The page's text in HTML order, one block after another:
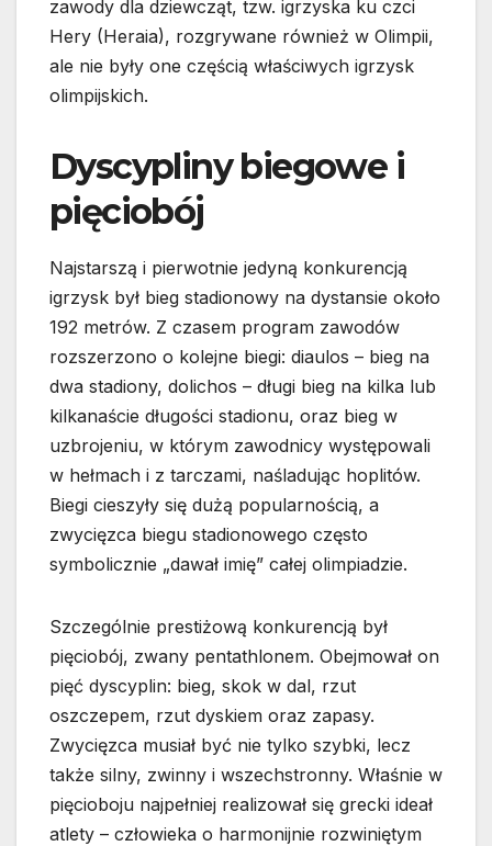
zawody dla dziewcząt, tzw. igrzyska ku czci
Hery (Heraia), rozgrywane również w Olimpii,
ale nie były one częścią właściwych igrzysk
olimpijskich.
Dyscypliny biegowe i
pięciobój
Najstarszą i pierwotnie jedyną konkurencją
igrzysk był bieg stadionowy na dystansie około
192 metrów. Z czasem program zawodów
rozszerzono o kolejne biegi: diaulos – bieg na
dwa stadiony, dolichos – długi bieg na kilka lub
kilkanaście długości stadionu, oraz bieg w
uzbrojeniu, w którym zawodnicy występowali
w hełmach i z tarczami, naśladując hoplitów.
Biegi cieszyły się dużą popularnością, a
zwycięzca biegu stadionowego często
symbolicznie „dawał imię” całej olimpiadzie.
Szczególnie prestiżową konkurencją był
pięciobój, zwany pentathlonem. Obejmował on
pięć dyscyplin: bieg, skok w dal, rzut
oszczepem, rzut dyskiem oraz zapasy.
Zwycięzca musiał być nie tylko szybki, lecz
także silny, zwinny i wszechstronny. Właśnie w
pięcioboju najpełniej realizował się grecki ideał
atlety – człowieka o harmonijnie rozwiniętym